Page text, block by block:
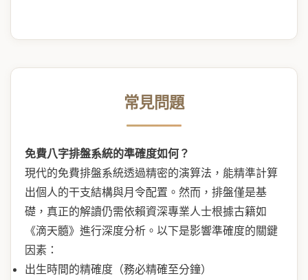
常見問題
免費八字排盤系統的準確度如何？
現代的免費排盤系統透過精密的演算法，能精準計算
出個人的干支結構與月令配置。然而，排盤僅是基
礎，真正的解讀仍需依賴資深專業人士根據古籍如
《滴天髓》進行深度分析。以下是影響準確度的關鍵
因素：
出生時間的精確度（務必精確至分鐘）